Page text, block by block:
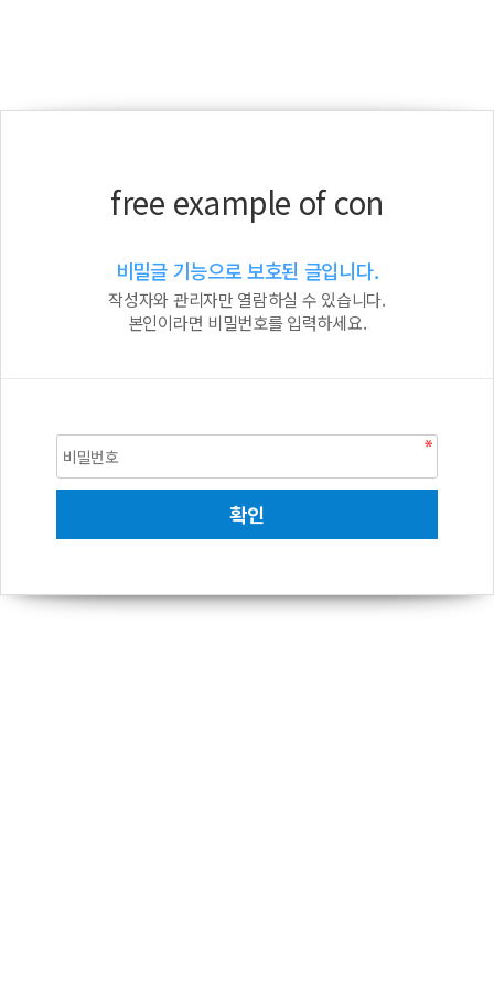
free example of con
비밀글 기능으로 보호된 글입니다.
작성자와 관리자만 열람하실 수 있습니다.
본인이라면 비밀번호를 입력하세요.